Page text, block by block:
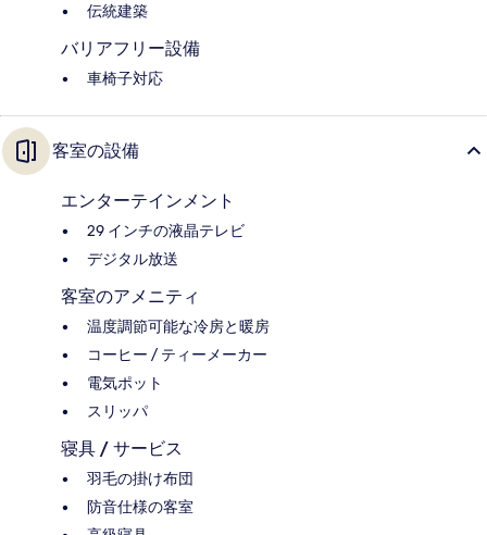
伝統建築
バリアフリー設備
車椅子対応
客室の設備
エンターテインメント
29 インチの液晶テレビ
デジタル放送
客室のアメニティ
温度調節可能な冷房と暖房
コーヒー / ティーメーカー
電気ポット
スリッパ
寝具 / サービス
羽毛の掛け布団
防音仕様の客室